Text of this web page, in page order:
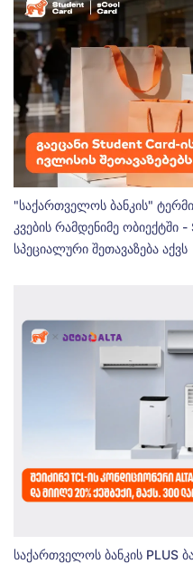
"საქართველოს ბანკის"
კვების რამდენიმე ობიექტში
სპეციალური შეთავაზება აქვს
საქართველოს ბანკის PLUS